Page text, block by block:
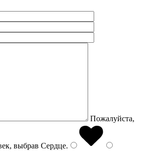
Пожалуйста,
выбрав Сердце.